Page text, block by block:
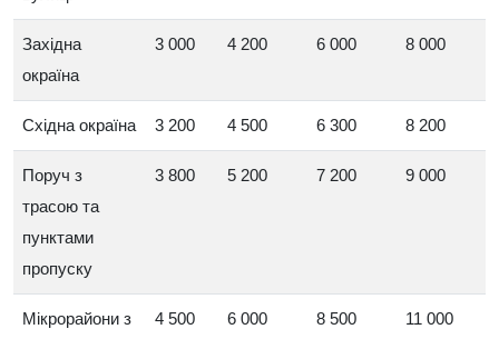
Західна
окраїна
3 000 4 200 6 000 8 000
Східна окраїна 3 200 4 500 6 300 8 200
Поруч з
трасою та
пунктами
пропуску
3 800 5 200 7 200 9 000
Мікрорайони з
4 500 6 000 8 500 11 000